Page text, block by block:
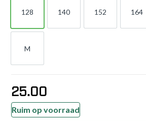
128
128
140
140
152
152
164
164
M
M
25.00
Ruim op voorraad